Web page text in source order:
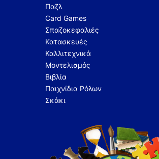
Παζλ
Card Games
Σπαζοκεφαλιές
Κατασκευές
Καλλιτεχνικά
Μοντελισμός
Βιβλία
Παιχνίδια Ρόλων
Σκάκι